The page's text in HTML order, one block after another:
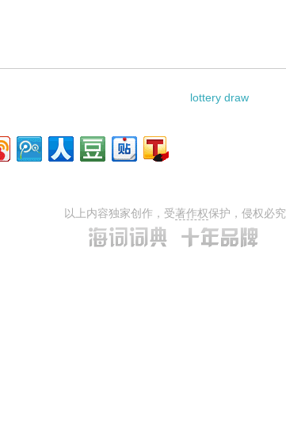
关资料：
lottery draw
以上内容独家创作，受著作权保护，侵权必究